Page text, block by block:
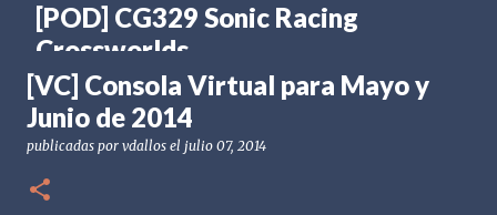
[POD] CG329 Sonic Racing
Crossworlds
publicadas por Crónicas Goomba eljulio 31, 2026
[NS2] NINTENDO SWITCH 2 [POD] PODCAST SEGA
SONIC SONIC RACING CROSSWORLDS
[VC] Consola Virtual para Mayo y
Junio de 2014
publicadas por vdallos el julio 07, 2014